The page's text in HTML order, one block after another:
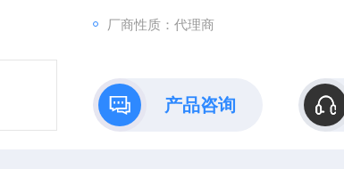
厂商性质：代理商
产品咨询